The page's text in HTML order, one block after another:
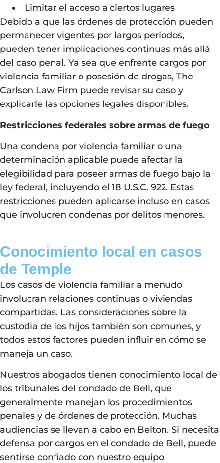
Limitar el acceso a ciertos lugares
Debido a que las órdenes de protección pueden
permanecer vigentes por largos períodos,
pueden tener implicaciones continuas más allá
del caso penal. Ya sea que enfrente cargos por
violencia familiar o posesión de drogas, The
Carlson Law Firm puede revisar su caso y
explicarle las opciones legales disponibles.
Restricciones federales sobre armas de fuego
Una condena por violencia familiar o una
determinación aplicable puede afectar la
elegibilidad para poseer armas de fuego bajo la
ley federal, incluyendo el 18 U.S.C. 922. Estas
restricciones pueden aplicarse incluso en casos
que involucren condenas por delitos menores.
Conocimiento local en casos
de Temple
Los casos de violencia familiar a menudo
involucran relaciones continuas o viviendas
compartidas. Las consideraciones sobre la
custodia de los hijos también son comunes, y
todos estos factores pueden influir en cómo se
maneja un caso.
Nuestros abogados tienen conocimiento local de
los tribunales del condado de Bell, que
generalmente manejan los procedimientos
penales y de órdenes de protección. Muchas
audiencias se llevan a cabo en Belton. Si necesita
defensa por cargos en el condado de Bell, puede
sentirse confiado con nuestro equipo.